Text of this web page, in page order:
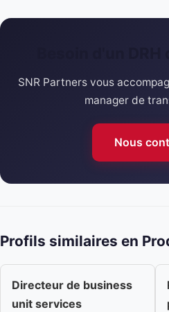
SNR Partners vous
manager de
Nous
Profils similaires en
Directeur de business
unit services